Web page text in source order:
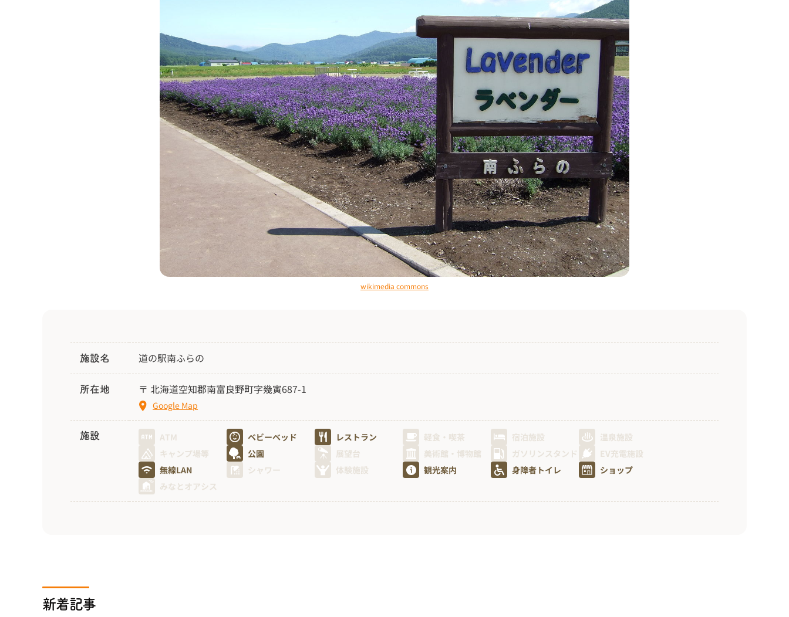
wikimedia commons
施設名 道の駅南ふらの
所在地 〒 北海道空知郡南富良野町字幾寅687-1
Google Map
施設 ATM ベビーベッド レストラン 軽食・喫茶 宿泊施設
温泉施設
キャンプ場等
公園 展望台 美術館・博物館 ガソリンスタンド
EV充電施設
無線LAN
シャワー 体験施設 観光案内 身障者トイレ
ショップ
みなとオアシス
新着記事